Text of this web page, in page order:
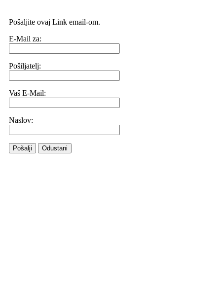
Pošaljite ovaj Link email-om.
E-Mail za:
Pošiljatelj:
Vaš E-Mail:
Naslov:
Pošalji Odustani